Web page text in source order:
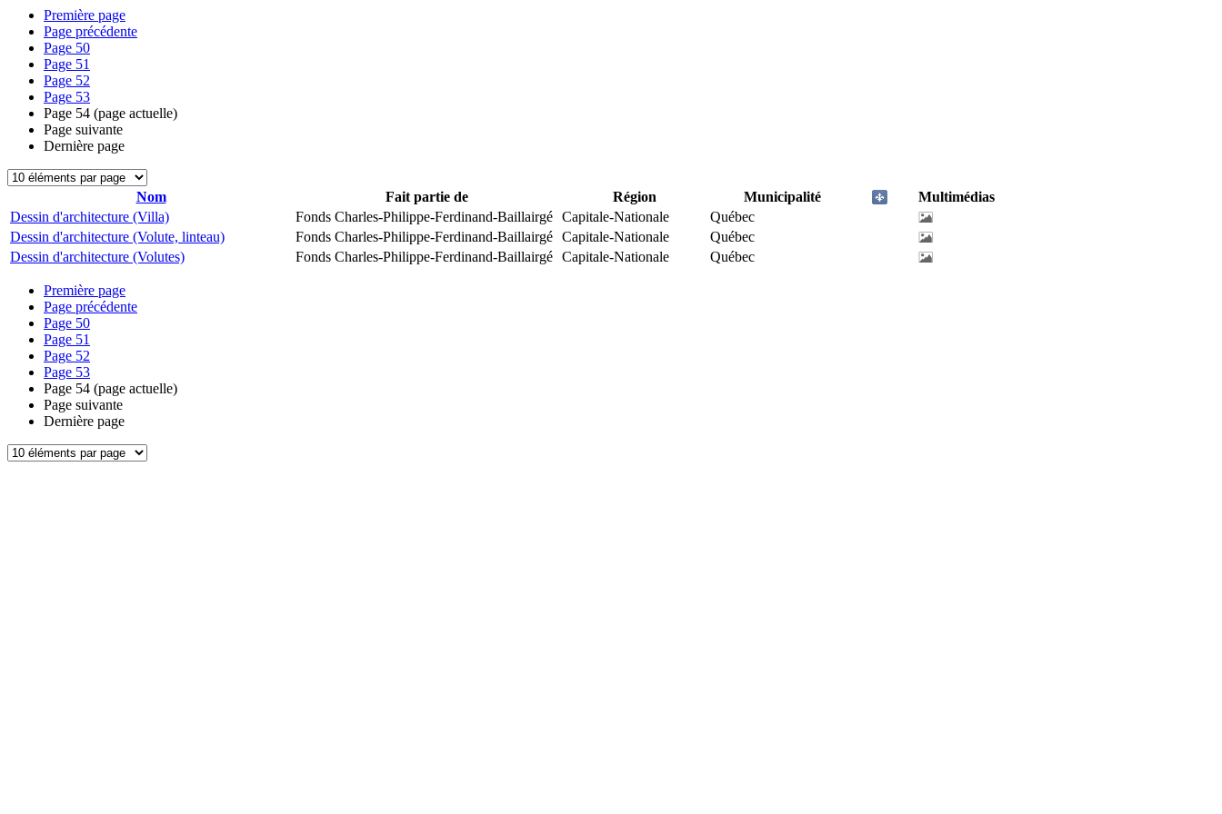
Première page
Page précédente
Page 50
Page 51
Page 52
Page 53
Page 54 (page actuelle)
Page suivante
Dernière page
Nom Fait partie de Région Municipalité
Multimédias
Dessin d'architecture (Villa)
Fonds Charles-Philippe-Ferdinand-Baillairgé Capitale-Nationale
Québec
Dessin d'architecture (Volute, linteau)
Fonds Charles-Philippe-Ferdinand-Baillairgé Capitale-Nationale
Québec
Dessin d'architecture (Volutes)
Fonds Charles-Philippe-Ferdinand-Baillairgé Capitale-Nationale Québec
Première page
Page précédente
Page 50
Page 51
Page 52
Page 53
Page 54 (page actuelle)
Page suivante
Dernière page